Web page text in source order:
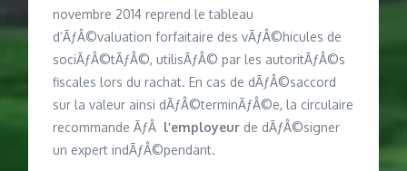
novembre 2014 reprend le tableau
d’ÃƒÂ©valuation forfaitaire des vÃƒÂ©hicules de
sociÃƒÂ©tÃƒÂ©, utilisÃƒÂ© par les autoritÃƒÂ©s
fiscales lors du rachat. En cas de dÃƒÂ©saccord
sur la valeur ainsi dÃƒÂ©terminÃƒÂ©e, la circulaire
recommande ÃƒÂ l’employeur de dÃƒÂ©signer
un expert indÃƒÂ©pendant.